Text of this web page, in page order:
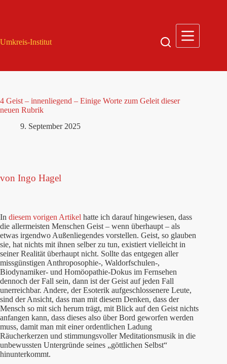
Umkreis-Institut
4 Geist – innenliegend – Einige Worte zum Geleit dieser
neuen Rubrik
9. September 2025
von Ingo Hagel
In diesem vorigen Artikel hatte ich darauf hingewiesen, dass
die allermeisten Menschen Geist – wenn überhaupt – als
etwas irgendwo Außenliegendes vorstellen. Geist, so glauben
sie, hat nichts mit ihnen selber zu tun, existiert vielleicht in
seiner Realität überhaupt nicht. Sollte das entgegen aller
missgünstigen Anthroposophie-, Waldorfschulen-,
Biodynamiker- und Homöopathie-Dokus im Fernsehen
dennoch der Fall sein, dann ist der Geist auf jeden Fall
unerreichbar. Andere, der Esoterik aufgeschlossenere Leute,
sind der Ansicht, dass man mit diesem Denken, dass der
Mensch so mit sich herum trägt, mit Blick auf den Geist nichts
anfangen kann, dass dieses also über Bord geworfen werden
muss, damit man mit einer ordentlichen Ladung
Räucherkerzen und stimmungsvoller Meditationsmusik in die
unbewussten Untergründe seines „göttlichen Selbst“
hinunterkommt.